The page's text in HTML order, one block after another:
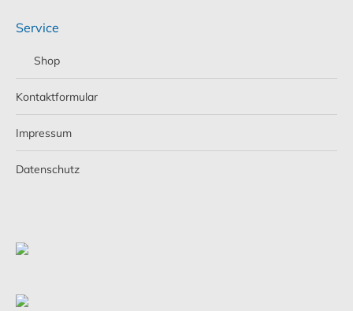
Service
Shop
Kontaktformular
Impressum
Datenschutz